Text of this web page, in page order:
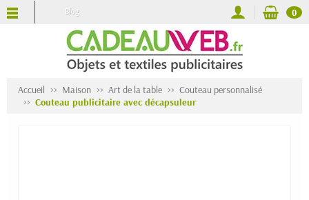
Blog 0
Accueil Maison Art de la table
Couteau personnalisé
Couteau publicitaire avec décapsuleur